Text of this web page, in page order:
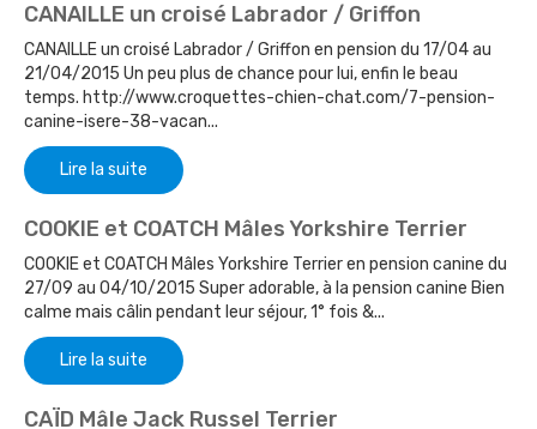
CANAILLE un croisé Labrador / Griffon
CANAILLE un croisé Labrador / Griffon en pension du 17/04 au
21/04/2015 Un peu plus de chance pour lui, enfin le beau
temps. http://www.croquettes-chien-chat.com/7-pension-
canine-isere-38-vacan...
Lire la suite
COOKIE et COATCH Mâles Yorkshire Terrier
COOKIE et COATCH Mâles Yorkshire Terrier en pension canine du
27/09 au 04/10/2015 Super adorable, à la pension canine Bien
calme mais câlin pendant leur séjour, 1° fois &...
Lire la suite
CAÏD Mâle Jack Russel Terrier